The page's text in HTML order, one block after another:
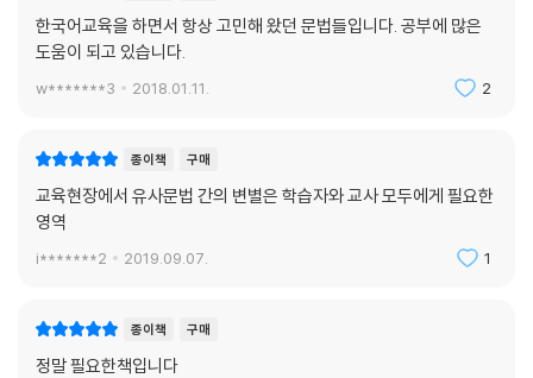
지만, -을 텐데) ,-을걸(요) , -나/은가 보다, -나/은가 싶다 , -나/은가 하
다 , -은/는/을 모양이다 , -은/는/을 것 같다 , -은/는/을 듯싶다/듯하다
: -을 뿐이다 , -을 따름이다
: -니 , -냐
5.21 희망 표현
: -고 싶다 , -으면 싶다 , -으면 하다 , -었으면 좋겠다
부록 한국어교육 자료에서의 숙달도 등급 및 중복도
한국어교육을 하면서 항상 고민해 왔던 문법들입니다. 공부에 많은
도움이 되고 있습니다.
w*******3 2018.01.11. 2
종이책 구매
교육현장에서 유사문법 간의 변별은 학습자와 교사 모두에게 필요한
영역
i*******2 2019.09.07. 1
종이책 구매
정말 필요한책입니다